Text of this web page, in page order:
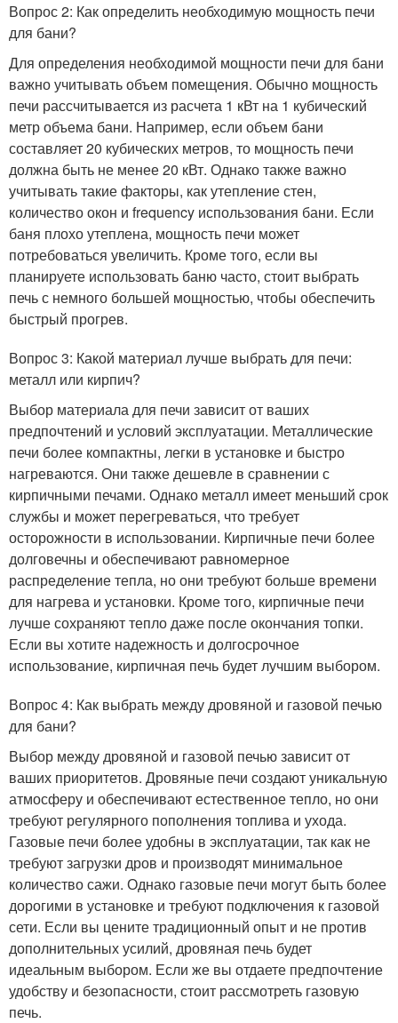
Вопрос 2: Как определить необходимую мощность печи
для бани?
Для определения необходимой мощности печи для бани
важно учитывать объем помещения. Обычно мощность
печи рассчитывается из расчета 1 кВт на 1 кубический
метр объема бани. Например, если объем бани
составляет 20 кубических метров, то мощность печи
должна быть не менее 20 кВт. Однако также важно
учитывать такие факторы, как утепление стен,
количество окон и frequency использования бани. Если
баня плохо утеплена, мощность печи может
потребоваться увеличить. Кроме того, если вы
планируете использовать баню часто, стоит выбрать
печь с немного большей мощностью, чтобы обеспечить
быстрый прогрев.
Вопрос 3: Какой материал лучше выбрать для печи:
металл или кирпич?
Выбор материала для печи зависит от ваших
предпочтений и условий эксплуатации. Металлические
печи более компактны, легки в установке и быстро
нагреваются. Они также дешевле в сравнении с
кирпичными печами. Однако металл имеет меньший срок
службы и может перегреваться, что требует
осторожности в использовании. Кирпичные печи более
долговечны и обеспечивают равномерное
распределение тепла, но они требуют больше времени
для нагрева и установки. Кроме того, кирпичные печи
лучше сохраняют тепло даже после окончания топки.
Если вы хотите надежность и долгосрочное
использование, кирпичная печь будет лучшим выбором.
Вопрос 4: Как выбрать между дровяной и газовой печью
для бани?
Выбор между дровяной и газовой печью зависит от
ваших приоритетов. Дровяные печи создают уникальную
атмосферу и обеспечивают естественное тепло, но они
требуют регулярного пополнения топлива и ухода.
Газовые печи более удобны в эксплуатации, так как не
требуют загрузки дров и производят минимальное
количество сажи. Однако газовые печи могут быть более
дорогими в установке и требуют подключения к газовой
сети. Если вы цените традиционный опыт и не против
дополнительных усилий, дровяная печь будет
идеальным выбором. Если же вы отдаете предпочтение
удобству и безопасности, стоит рассмотреть газовую
печь.